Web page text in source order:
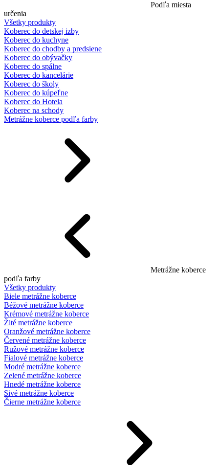
Podľa miesta
určenia
Všetky produkty
Koberec do detskej izby
Koberec do kuchyne
Koberec do chodby a predsiene
Koberec do obývačky
Koberec do spálne
Koberec do kancelárie
Koberec do školy
Koberec do kúpeľne
Koberec do Hotela
Koberec na schody
Metrážne koberce podľa farby
Metrážne koberce
podľa farby
Všetky produkty
Biele metrážne koberce
Béžové metrážne koberce
Krémové metrážne koberce
Žlté metrážne koberce
Oranžové metrážne koberce
Červené metrážne koberce
Ružové metrážne koberce
Fialové metrážne koberce
Modré metrážne koberce
Zelené metrážne koberce
Hnedé metrážne koberce
Sivé metrážne koberce
Čierne metrážne koberce